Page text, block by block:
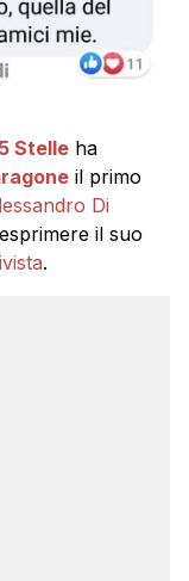
Stelle ha
il primo
Di
il suo
.